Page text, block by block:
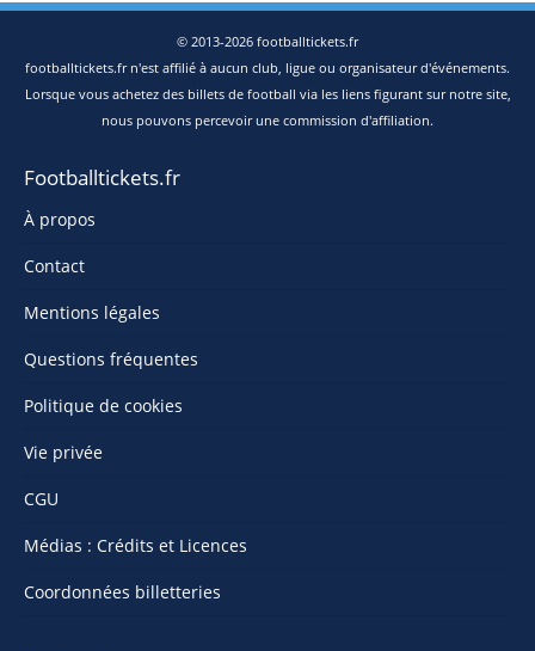
© 2013-2026 footballtickets.fr
footballtickets.fr n'est affilié à aucun club, ligue ou organisateur d'événements.
Lorsque vous achetez des billets de football via les liens figurant sur notre site,
nous pouvons percevoir une commission d'affiliation.
Footballtickets.fr
À propos
Contact
Mentions légales
Questions fréquentes
Politique de cookies
Vie privée
CGU
Médias : Crédits et Licences
Coordonnées billetteries